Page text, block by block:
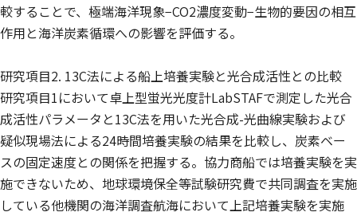
較することで、極端海洋現象−CO2濃度変動−生物的要因の相互
作用と海洋炭素循環への影響を評価する。
研究項目2. 13C法による船上培養実験と光合成活性との比較
研究項目1において卓上型蛍光光度計LabSTAFで測定した光合
成活性パラメータと13C法を用いた光合成-光曲線実験および
疑似現場法による24時間培養実験の結果を比較し、炭素ベー
スの固定速度との関係を把握する。協力商船では培養実験を実
施できないため、地球環境保全等試験研究費で共同調査を実施
している他機関の海洋調査航海において上記培養実験を実施